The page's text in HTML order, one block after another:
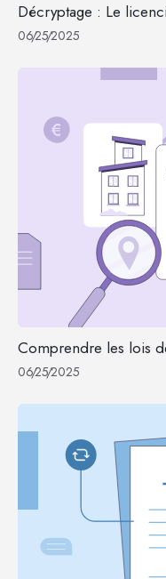
Décryptage : Le
06/25/2025
Comprendre les lois
06/25/2025